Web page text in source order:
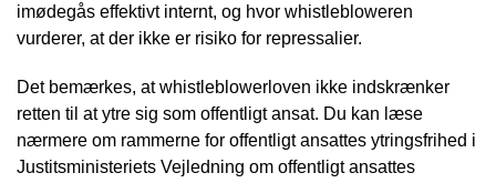
imødegås effektivt internt, og hvor whistlebloweren
vurderer, at der ikke er risiko for repressalier.
Det bemærkes, at whistleblowerloven ikke indskrænker
retten til at ytre sig som offentligt ansat. Du kan læse
nærmere om rammerne for offentligt ansattes ytringsfrihed i
Justitsministeriets Vejledning om offentligt ansattes